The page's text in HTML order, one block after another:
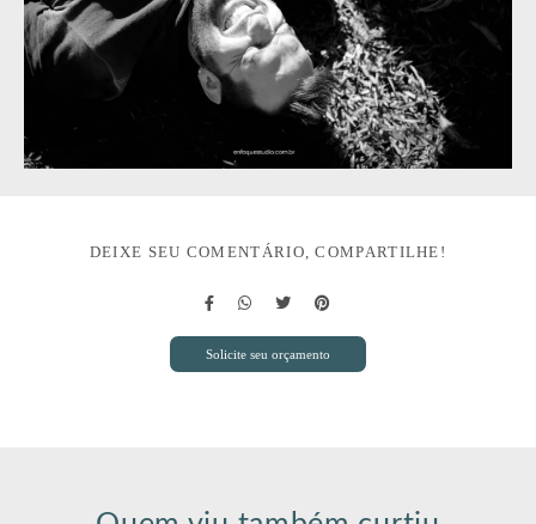
DEIXE SEU COMENTÁRIO, COMPARTILHE!
Solicite seu orçamento